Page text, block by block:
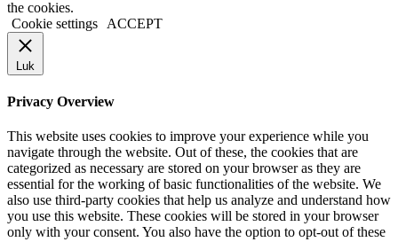
the cookies.
Cookie settings
ACCEPT
Luk
Privacy Overview
This website uses cookies to improve your experience while you
navigate through the website. Out of these, the cookies that are
categorized as necessary are stored on your browser as they are
essential for the working of basic functionalities of the website. We
also use third-party cookies that help us analyze and understand how
you use this website. These cookies will be stored in your browser
only with your consent. You also have the option to opt-out of these